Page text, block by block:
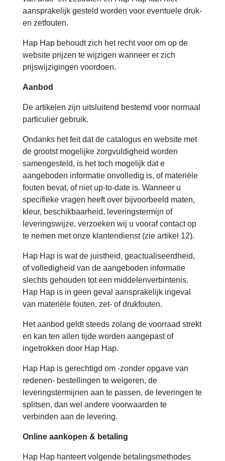
aansprakelijk gesteld worden voor eventuele druk-
en zetfouten.
Hap Hap behoudt zich het recht voor om op de
website prijzen te wijzigen wanneer er zich
prijswijzigingen voordoen.
Aanbod
De artikelen zijn uitsluitend bestemd voor normaal
particulier gebruik.
Ondanks het feit dat de catalogus en website met
de grootst mogelijke zorgvuldigheid worden
samengesteld, is het toch mogelijk dat e
aangeboden informatie onvolledig is, of materiële
fouten bevat, of niet up-to-date is. Wanneer u
specifieke vragen heeft over bijvoorbeeld maten,
kleur, beschikbaarheid, leveringstermijn of
leveringswijze, verzoeken wij u vooraf contact op
te nemen met onze klantendienst (zie artikel 12).
Hap Hap is wat de juistheid, geactualiseerdheid,
of volledigheid van de aangeboden informatie
slechts gehouden tot een middelenverbintenis.
Hap Hap is in geen geval aansprakelijk ingeval
van materiële fouten, zet- of drukfouten.
Het aanbod geldt steeds zolang de voorraad strekt
en kan ten allen tijde worden aangepast of
ingetrokken door Hap Hap.
Hap Hap is gerechtigd om -zonder opgave van
redenen- bestellingen te weigeren, de
leveringstermijnen aan te passen, de leveringen te
splitsen, dan wel andere voorwaarden te
verbinden aan de levering.
Online aankopen & betaling
Hap Hap hanteert volgende betalingsmethodes